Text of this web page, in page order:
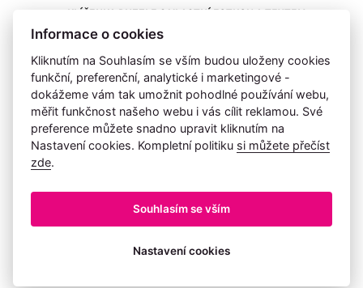
KLÍČENKA PUZZLE S VLASTNÍ FOTKOU A TEXTEM
598 Kč
398 Kč
Informace o cookies
Kliknutím na Souhlasím se vším budou uloženy cookies
funkční, preferenční, analytické i marketingové -
dokážeme vám tak umožnit pohodlné používání webu,
měřit funkčnost našeho webu i vás cílit reklamou. Své
preference můžete snadno upravit kliknutím na
Nastavení cookies. Kompletní politiku si můžete přečíst
zde.
Souhlasím se vším
Nastavení cookies